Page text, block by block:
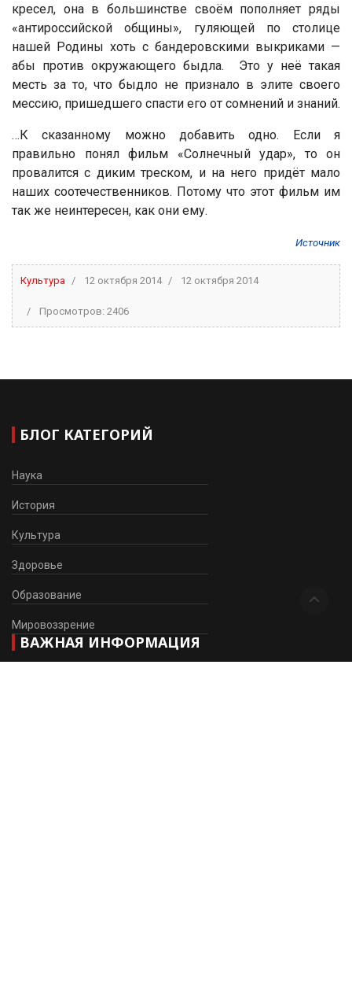
кресел, она в большинстве своём пополняет ряды
«антироссийской общины», гуляющей по столице
нашей Родины хоть с бандеровскими выкриками —
абы против окружающего быдла. Это у неё такая
месть за то, что быдло не признало в элите своего
мессию, пришедшего спасти его от сомнений и знаний.
…К сказанному можно добавить одно. Если я
правильно понял фильм «Солнечный удар», то он
провалится с диким треском, и на него придёт мало
наших соотечественников. Потому что этот фильм им
так же неинтересен, как они ему.
Источник
Культура 12 октября 2014 12 октября 2014
Просмотров: 2406
БЛОГ КАТЕГОРИЙ
Наука
История
Культура
Здоровье
Образование
Мировоззрение
ВАЖНАЯ ИНФОРМАЦИЯ